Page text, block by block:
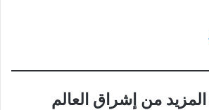
من إشراق العالم